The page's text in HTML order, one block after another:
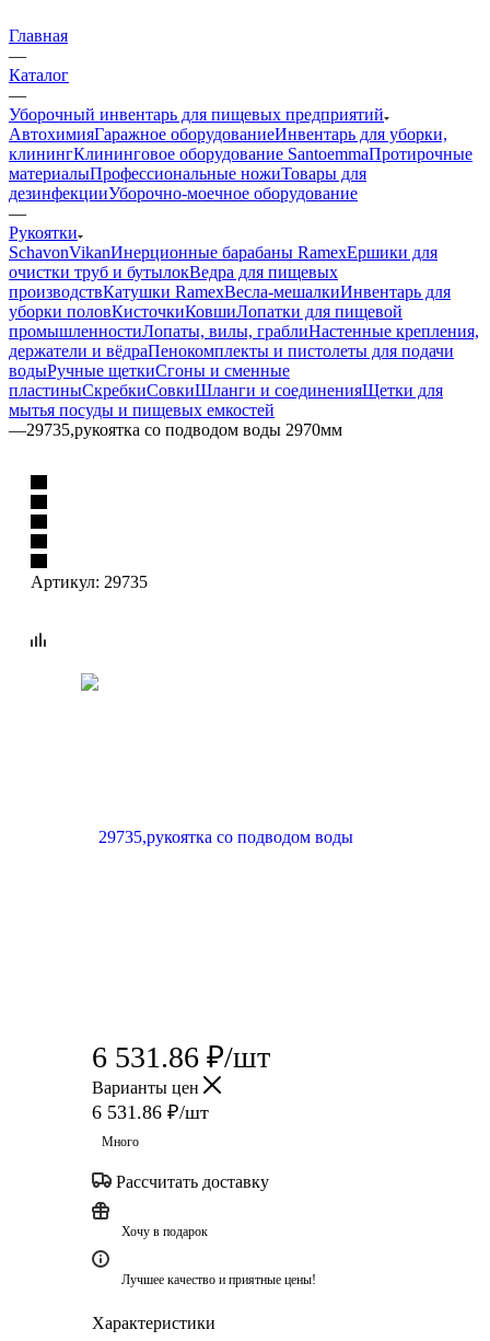
Главная
—
Каталог
—
Уборочный инвентарь для пищевых предприятий
АвтохимияГаражное оборудованиеИнвентарь для уборки,
клинингКлининговое оборудование SantoemmaПротирочные
материалыПрофессиональные ножиТовары для
дезинфекцииУборочно-моечное оборудование
—
Рукоятки
SchavonVikanИнерционные барабаны RamexЕршики для
очистки труб и бутылокВедра для пищевых
производствКатушки RamexВесла-мешалкиИнвентарь для
уборки половКисточкиКовшиЛопатки для пищевой
промышленностиЛопаты, вилы, граблиНастенные крепления,
держатели и вёдраПенокомплекты и пистолеты для подачи
водыРучные щеткиСгоны и сменные
пластиныСкребкиСовкиШланги и соединенияЩетки для
мытья посуды и пищевых емкостей
—29735,рукоятка со подводом воды 2970мм
Артикул: 29735
6 531.86 ₽/шт
Варианты цен
6 531.86 ₽/шт
Много
Рассчитать доставку
Хочу в подарок
Лучшее качество и приятные цены!
Характеристики